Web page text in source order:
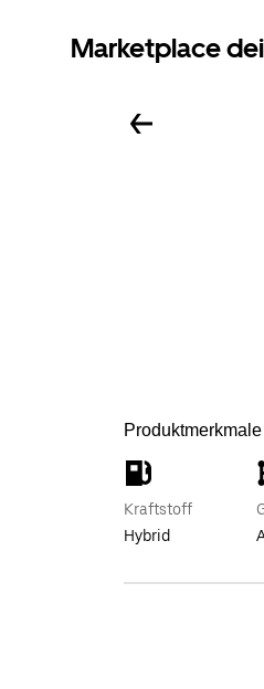
Marketplace
Produktmerkmale
Kraftstoff
Hybrid